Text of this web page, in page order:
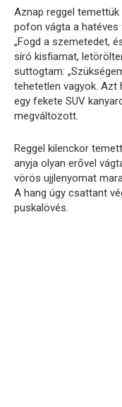
Aznap reggel
pofon vágta a
„Fogd a szemetedet,
síró kisfiamat,
suttogtam:
tehetetlen vagyok. Azt
egy fekete SUV
megváltozott.
Reggel kilenckor
anyja olyan erővel
vörös ujjlenyomat
A hang úgy csattant
puskalövés.